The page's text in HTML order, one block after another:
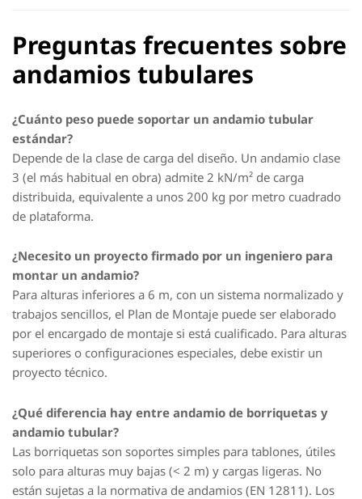
Preguntas frecuentes sobre
andamios tubulares
¿Cuánto peso puede soportar un andamio tubular
estándar?
Depende de la clase de carga del diseño. Un andamio clase
3 (el más habitual en obra) admite 2 kN/m² de carga
distribuida, equivalente a unos 200 kg por metro cuadrado
de plataforma.
¿Necesito un proyecto firmado por un ingeniero para
montar un andamio?
Para alturas inferiores a 6 m, con un sistema normalizado y
trabajos sencillos, el Plan de Montaje puede ser elaborado
por el encargado de montaje si está cualificado. Para alturas
superiores o configuraciones especiales, debe existir un
proyecto técnico.
¿Qué diferencia hay entre andamio de borriquetas y
andamio tubular?
Las borriquetas son soportes simples para tablones, útiles
solo para alturas muy bajas (< 2 m) y cargas ligeras. No
están sujetas a la normativa de andamios (EN 12811). Los